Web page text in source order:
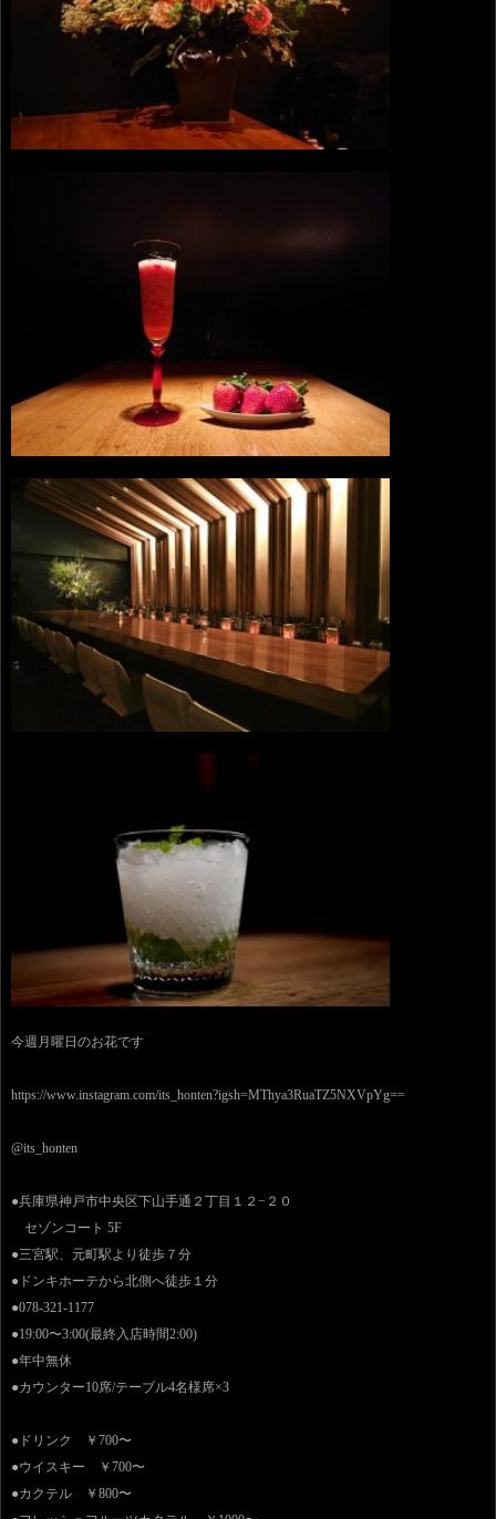
今週月曜日のお花です
https://www.instagram.com/its_honten?igsh=MThya3RuaTZ5NXVpYg==
@its_honten
●兵庫県神戸市中央区下山手通２丁目１２−２０
セゾンコート 5F
●三宮駅、元町駅より徒歩７分
●ドンキホーテから北側へ徒歩１分
●078-321-1177
●19:00〜3:00(最終入店時間2:00)
●年中無休
●カウンター10席/テーブル4名様席×3
●ドリンク ￥700〜
●ウイスキー ￥700〜
●カクテル ￥800〜